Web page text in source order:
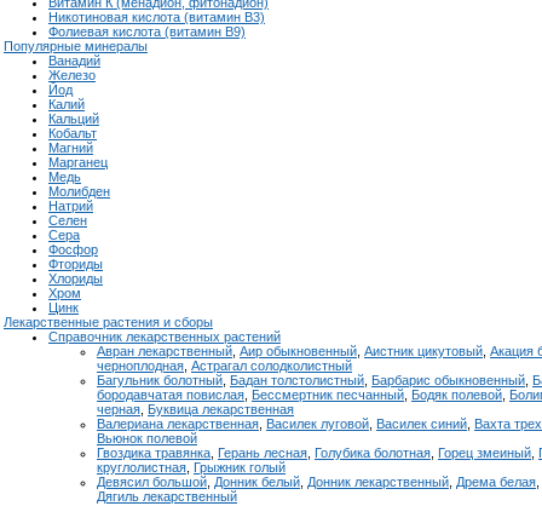
Никотиновая кислота (витамин В3)
Фолиевая кислота (витамин В9)
Популярные минералы
Ванадий
Железо
Йод
Калий
Кальций
Кобальт
Магний
Марганец
Медь
Молибден
Натрий
Cелен
Сера
Фосфор
Фториды
Хлориды
Хром
Цинк
Лекарственные растения и сборы
Справочник лекарственных растений
Авран лекарственный Аир обыкновенный Аистник цикутовый Акация
черноплодная Астрагал солодколистный
Багульник болотный Бадан толстолистный Барбарис обыкновенный
бородавчатая повислая Бессмертник песчанный Бодяк полевой
черная Буквица лекарственная
Валериана лекарственная Василек луговой Василек синий Вахта
Вьюнок полевой
Гвоздика травянка Герань лесная Голубика болотная Горец змеиный
круглолистная Грыжник голый
Девясил большой Донник белый Донник лекарственный Дрема белая
Дягиль лекарственный